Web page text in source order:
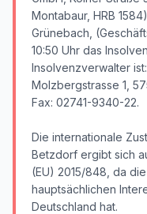
Montabaur, HRB
Grünebach,
10:50 Uhr das
Insolvenzverwalter
Molzbergstrasse 1,
Fax: 02741-9340-22.
Die internationale
Betzdorf ergibt sich
(EU) 2015/848, da
hauptsächlichen
Deutschland hat.